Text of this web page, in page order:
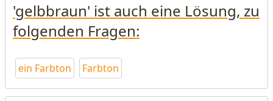
'gelbbraun' ist auch eine Lösung, zu
folgenden Fragen:
ein Farbton Farbton